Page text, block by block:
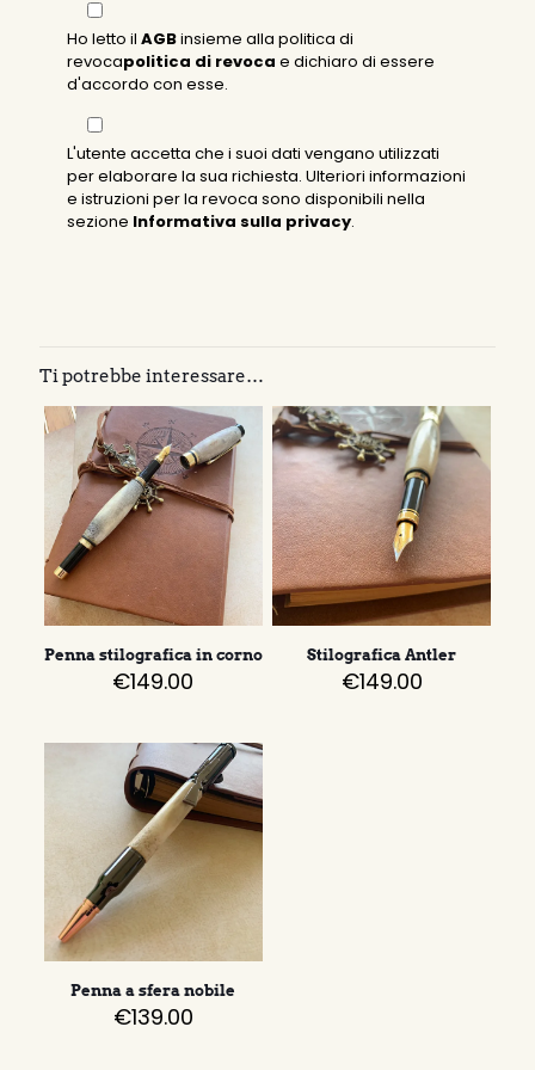
Ho letto ilAGBinsieme alla politica di
revocapolitica di revoca e dichiaro di essere
d'accordo con esse.
L'utente accetta che i suoi dati vengano utilizzati
per elaborare la sua richiesta. Ulteriori informazioni
e istruzioni per la revoca sono disponibili nella
sezione Informativa sulla privacy.
Ti potrebbe interessare…
Penna stilografica in corno
€149.00
Stilografica Antler
€149.00
Penna a sfera nobile
€139.00